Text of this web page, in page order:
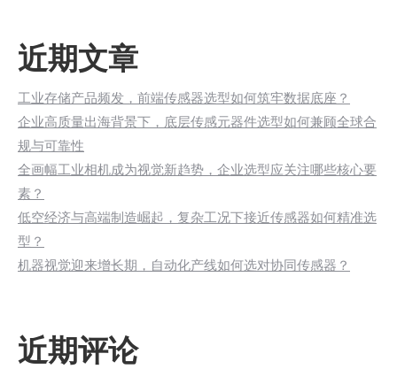
近期文章
工业存储产品频发，前端传感器选型如何筑牢数据底座？
企业高质量出海背景下，底层传感元器件选型如何兼顾全球合
规与可靠性
全画幅工业相机成为视觉新趋势，企业选型应关注哪些核心要
素？
低空经济与高端制造崛起，复杂工况下接近传感器如何精准选
型？
机器视觉迎来增长期，自动化产线如何选对协同传感器？
近期评论